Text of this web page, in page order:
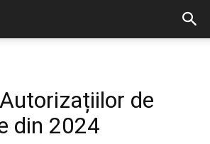
de
din 2024